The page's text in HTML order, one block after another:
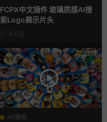
支持Intel+M芯片
FCPX中文插件 玻璃质感AI搜
索Logo展示片头
6天前
AE模板